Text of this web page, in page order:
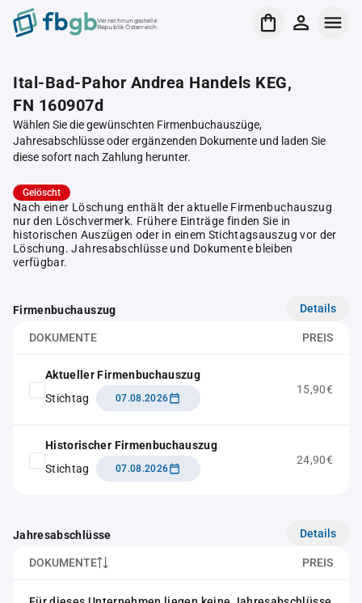
Verrechnungsstelle
Republik Österreich
Ital-Bad-Pahor Andrea Handels KEG,
FN 160907d
Wählen Sie die gewünschten Firmenbuchauszüge,
Jahresabschlüsse oder ergänzenden Dokumente und laden Sie
diese sofort nach Zahlung herunter.
Gelöscht
Nach einer Löschung enthält der aktuelle Firmenbuchauszug
nur den Löschvermerk. Frühere Einträge finden Sie in
historischen Auszügen oder in einem Stichtagsauszug vor der
Löschung. Jahresabschlüsse und Dokumente bleiben
verfügbar.
Firmenbuchauszug Details
DOKUMENTE PREIS
Aktueller Firmenbuchauszug
Stichtag
07.08.2026
15,90€
Historischer Firmenbuchauszug
Stichtag
07.08.2026
24,90€
Jahresabschlüsse Details
DOKUMENTE PREIS